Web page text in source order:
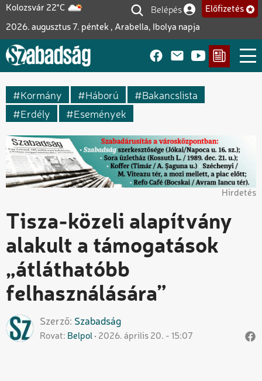
Ugrás
tartalomra
Kolozsvár 22°C
2026. augusztus 7. péntek , Arabella, Ibolya napja
Felhasználói fiók
Belépés Előfizetés
Kormány Háború
Bakancslista
Erdély
Események
Hirdetés
Tisza-közeli alapítvány
alakult a támogatások
„átláthatóbb
felhasználására”
Szerző Szabadság
Rovat Belpol 2026. április 20. - 15:07